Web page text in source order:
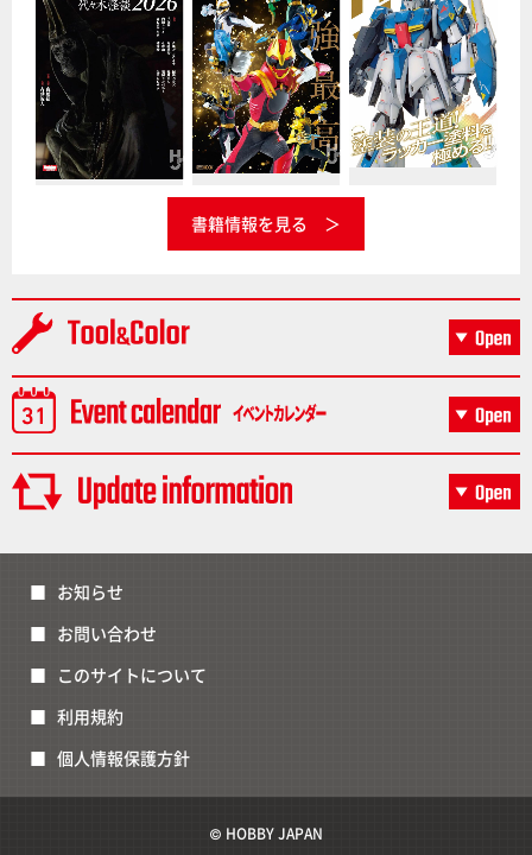
書籍情報を見る
お知らせ
お問い合わせ
このサイトについて
利用規約
個人情報保護方針
© HOBBY JAPAN